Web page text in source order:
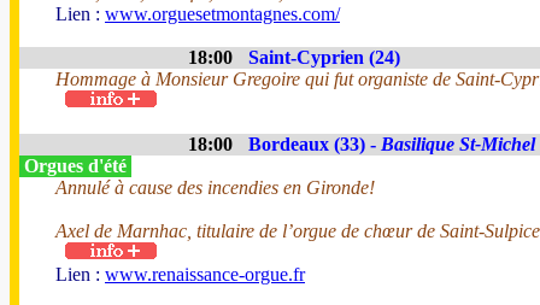
Lien : www.orguesetmontagnes.com/
18:00
Saint-Cyprien (24)
Hommage à Monsieur Gregoire qui fut organiste de Saint-
18:00 Bordeaux (33) - Basilique St-Michel
Orgues d'été
Annulé à cause des incendies en Gironde!
Axel de Marnhac, titulaire de l’orgue de chœur de Saint-
Lien : www.renaissance-orgue.fr